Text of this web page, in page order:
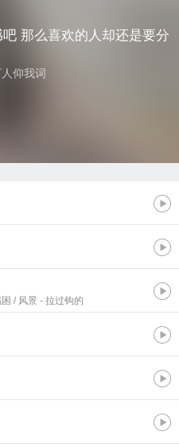
那么喜欢的人却还是要分
仰我词
/ 风景 - 拉过钩的